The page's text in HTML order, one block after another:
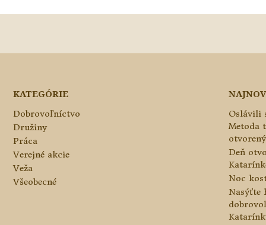
KATEGÓRIE
Dobrovoľníctvo
Družiny
Práca
Verejné akcie
Veža
Všeobecné
Oslávili
Metoda
Deň
Noc
Nasýťte